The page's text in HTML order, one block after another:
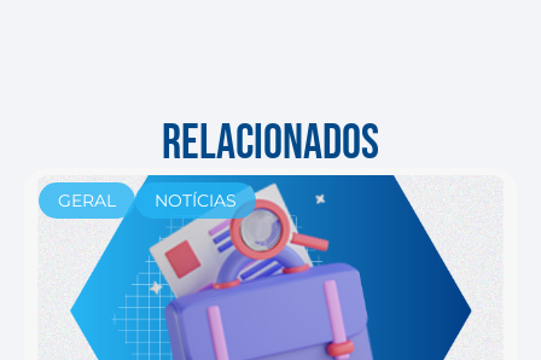
RELACIONADOS
GERAL NOTÍCIAS